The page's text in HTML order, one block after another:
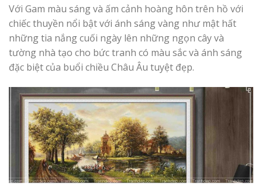
Với Gam màu sáng và ấm cảnh hoàng hôn trên hồ với
chiếc thuyền nổi bật với ánh sáng vàng như mật hất
những tia nắng cuối ngày lên những ngọn cây và
tường nhà tạo cho bức tranh có màu sắc và ánh sáng
đặc biệt của buổi chiều Châu Âu tuyệt đẹp.